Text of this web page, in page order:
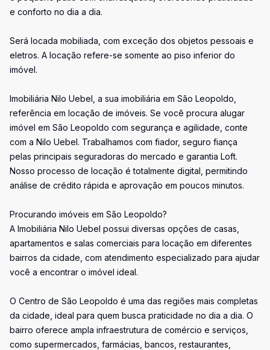
e conforto no dia a dia.
Será locada mobiliada, com exceção dos objetos pessoais e
eletros. A locação refere-se somente ao piso inferior do
imóvel.
Imobiliária Nilo Uebel, a sua imobiliária em São Leopoldo,
referência em locação de imóveis. Se você procura alugar
imóvel em São Leopoldo com segurança e agilidade, conte
com a Nilo Uebel. Trabalhamos com fiador, seguro fiança
pelas principais seguradoras do mercado e garantia Loft.
Nosso processo de locação é totalmente digital, permitindo
análise de crédito rápida e aprovação em poucos minutos.
Procurando imóveis em São Leopoldo?
A Imobiliária Nilo Uebel possui diversas opções de casas,
apartamentos e salas comerciais para locação em diferentes
bairros da cidade, com atendimento especializado para ajudar
você a encontrar o imóvel ideal.
O Centro de São Leopoldo é uma das regiões mais completas
da cidade, ideal para quem busca praticidade no dia a dia. O
bairro oferece ampla infraestrutura de comércio e serviços,
como supermercados, farmácias, bancos, restaurantes,